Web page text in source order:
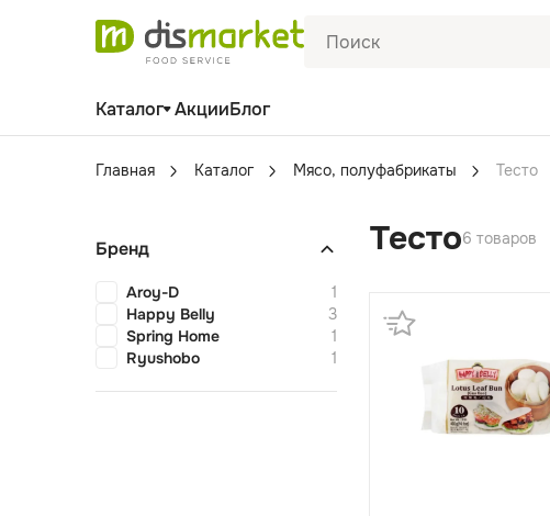
Каталог АкцииБлог
Главная Каталог Мясо, полуфабрикаты Тесто
Бренд
Aroy-D
1
Happy Belly
3
Spring Home
1
Ryushobo
1
Тесто6 товаров